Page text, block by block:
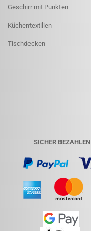
Geschirr mit Punkten
Küchentextilien
Tischdecken
SICHER BEZAHLEN